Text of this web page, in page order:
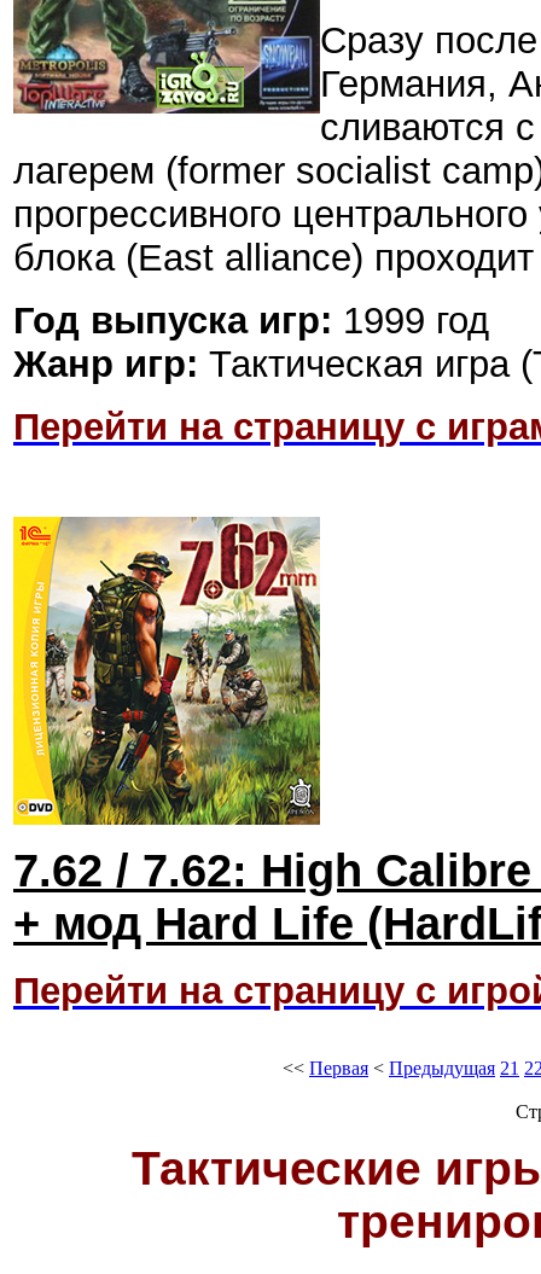
Сразу
Германия,
сливаются
лагерем (former socialist
прогрессивного
блока (East alliance)
Год выпуска игр: 1999 год
Жанр игр: Тактическая игра
Перейти на страницу с
7.62 / 7.62: High
+ мод Hard Life
Перейти на страницу с
<< Первая < Предыдущая 21
Тактические